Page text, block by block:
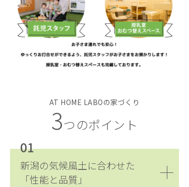
AT HOME LABOの家づくり
3つのポイント
01
新潟の気候風土に合わせた
「性能と品質」